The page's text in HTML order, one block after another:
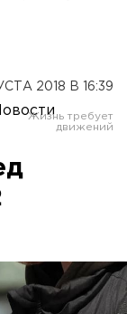
2018 В 16:39